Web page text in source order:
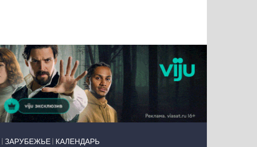
ЗАРУБЕЖЬЕ КАЛЕНДАРЬ